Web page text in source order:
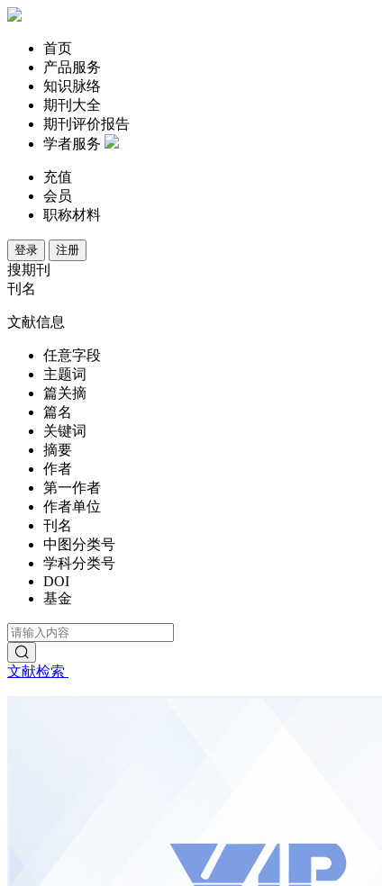
首页
产品服务
知识脉络
期刊大全
期刊评价报告
学者服务
充值
会员
职称材料
登录 注册
搜期刊
刊名
文献信息
任意字段
主题词
篇关摘
篇名
关键词
摘要
作者
第一作者
作者单位
刊名
中图分类号
学科分类号
DOI
基金
文献检索